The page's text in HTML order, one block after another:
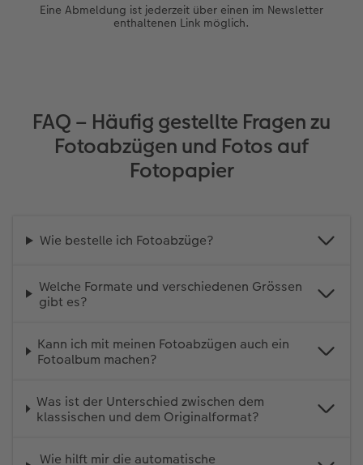
Eine Abmeldung ist jederzeit über einen im Newsletter
enthaltenen Link möglich.
FAQ – Häufig gestellte Fragen zu
Fotoabzügen und Fotos auf
Fotopapier
Wie bestelle ich Fotoabzüge?
Welche Formate und verschiedenen Grössen
gibt es?
Kann ich mit meinen Fotoabzügen auch ein
Fotoalbum machen?
Was ist der Unterschied zwischen dem
klassischen und dem Originalformat?
Wie hilft mir die automatische